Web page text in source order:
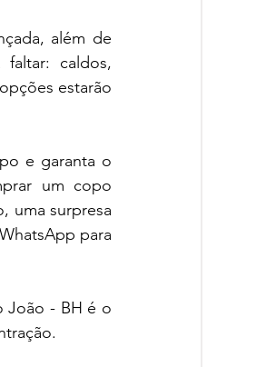
além de
caldos,
estarão
e garanta o
um copo
uma surpresa
para
João - BH é o